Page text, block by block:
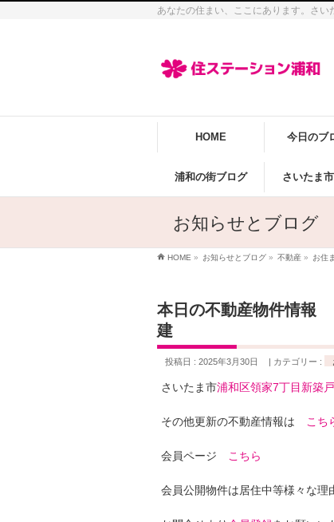
あなたの住まい、ここにあります。さい
HOME 今日のブ
浦和の街ブログ さいたま
お知らせとブログ
HOME » お知らせとブログ » 不動産 » お住
本日の不動産物件情報
建
投稿日 : 2025年3月30日 カテゴリー :
さいたま市浦和区領家7丁目新築
その他更新の不動産情報は こち
会員ページ こちら
会員公開物件は居住中等様々な理